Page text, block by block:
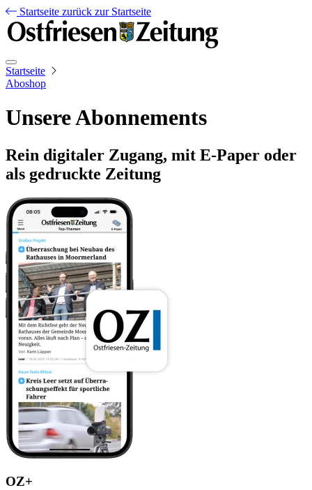
Startseite zurück zur Startseite
Startseite
Aboshop
Unsere Abonnements
Rein digitaler Zugang, mit E-Paper oder
als gedruckte Zeitung
OZ+